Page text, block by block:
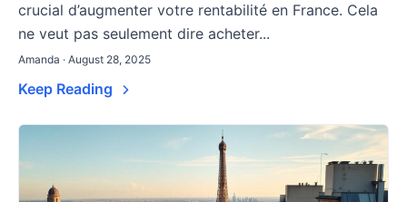
crucial d’augmenter votre rentabilité en France. Cela
ne veut pas seulement dire acheter...
Amanda · August 28, 2025
Keep Reading